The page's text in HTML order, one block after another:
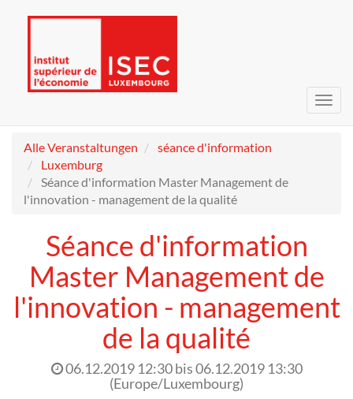
Alle Veranstaltungen
séance d'information
Luxemburg
Séance d'information Master Management de
l'innovation - management de la qualité
Séance d'information
Master Management de
l'innovation - management
de la qualité
06.12.2019 12:30bis06.12.2019 13:30
(Europe/Luxembourg)